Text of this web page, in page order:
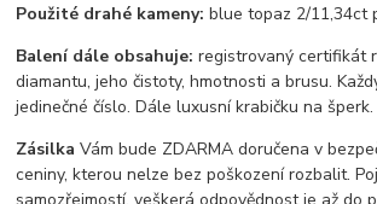
Použité drahé kameny:blue topaz 2/11,34ct
Balení dále obsahuje:registrovaný certifikát
diamantu, jeho čistoty, hmotnosti a brusu.
jedinečné číslo. Dále luxusní krabičku na šperk.
Zásilka Vám bude ZDARMA doručena v
ceniny, kterou nelze bez poškození rozbalit.